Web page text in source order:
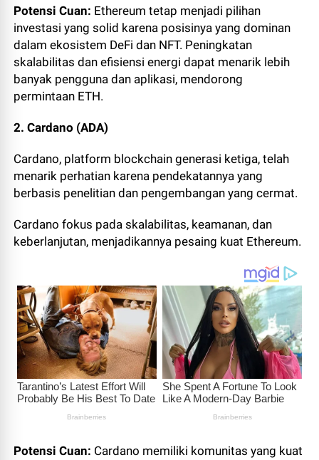
Potensi Cuan: Ethereum tetap menjadi pilihan
investasi yang solid karena posisinya yang dominan
dalam ekosistem DeFi dan NFT. Peningkatan
skalabilitas dan efisiensi energi dapat menarik lebih
banyak pengguna dan aplikasi, mendorong
permintaan ETH.
2. Cardano (ADA)
Cardano, platform blockchain generasi ketiga, telah
menarik perhatian karena pendekatannya yang
berbasis penelitian dan pengembangan yang cermat.
Cardano fokus pada skalabilitas, keamanan, dan
keberlanjutan, menjadikannya pesaing kuat Ethereum.
Potensi Cuan: Cardano memiliki komunitas yang kuat